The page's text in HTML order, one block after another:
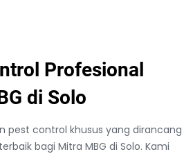
Profesional
di Solo
pest control khusus yang dirancang
bagi Mitra MBG di Solo. Kami